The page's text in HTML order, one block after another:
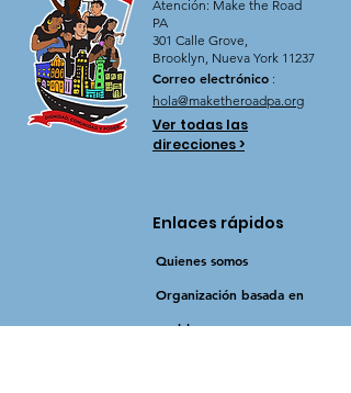
Atención: Make the Road
PA
301 Calle Grove,
Brooklyn, Nueva York 11237
Correo electrónico :
hola@maketheroadpa.org
Ver todas las
direcciones >
Enlaces rápidos
Quienes somos
Organización basada en
problemas